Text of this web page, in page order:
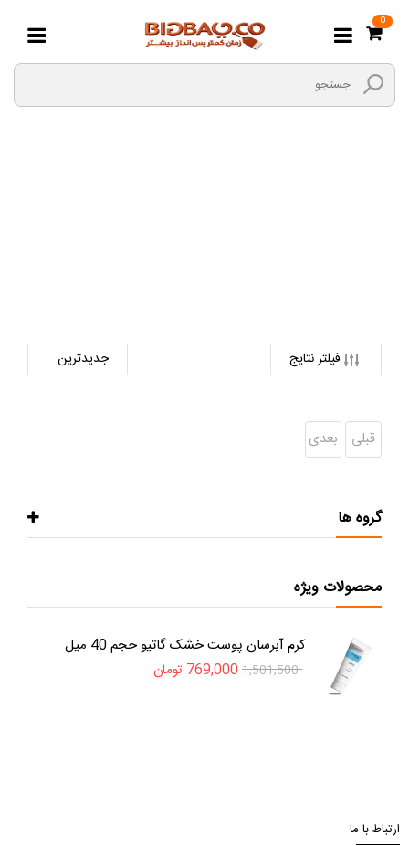
0
فیلتر نتایج
قبلی بعدی
گروه ها
محصولات ویژه
کرم آبرسان پوست خشک گاتیو حجم 40 میل
1,501,500
769,000 تومان
ارتباط با ما